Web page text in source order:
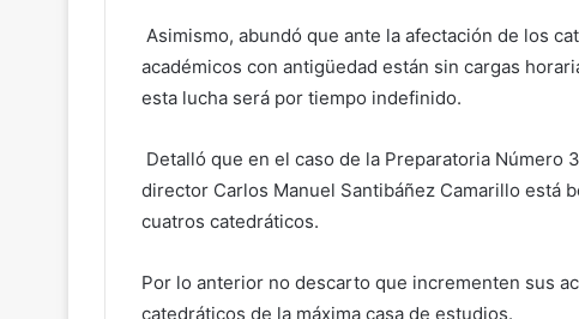
Asimismo, abundó que ante la afectación de los
académicos con antigüedad están sin cargas
esta lucha será por tiempo indefinido.
Detalló que en el caso de la Preparatoria Número
director Carlos Manuel Santibáñez Camarillo está
cuatros catedráticos.
Por lo anterior no descarto que incrementen sus
catedráticos de la máxima casa de estudios.